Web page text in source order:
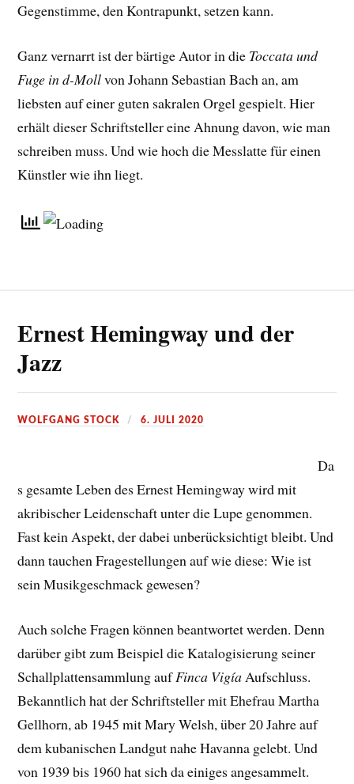
Gegenstimme, den Kontrapunkt, setzen kann.
Ganz vernarrt ist der bärtige Autor in die Toccata und
Fuge in d-Mollvon Johann Sebastian Bach an, am
liebsten auf einer guten sakralen Orgel gespielt. Hier
erhält dieser Schriftsteller eine Ahnung davon, wie man
schreiben muss. Und wie hoch die Messlatte für einen
Künstler wie ihn liegt.
Ernest Hemingway und der
Jazz
WOLFGANG STOCK 6. JULI 2020
Da
s gesamte Leben des Ernest Hemingway wird mit
akribischer Leidenschaft unter die Lupe genommen.
Fast kein Aspekt, der dabei unberücksichtigt bleibt. Und
dann tauchen Fragestellungen auf wie diese: Wie ist
sein Musikgeschmack gewesen?
Auch solche Fragen können beantwortet werden. Denn
darüber gibt zum Beispiel die Katalogisierung seiner
Schallplattensammlung aufFinca Vigía Aufschluss.
Bekanntlich hat der Schriftsteller mit Ehefrau Martha
Gellhorn, ab 1945 mit Mary Welsh, über 20 Jahre auf
dem kubanischen Landgut nahe Havanna gelebt. Und
von 1939 bis 1960 hat sich da einiges angesammelt.